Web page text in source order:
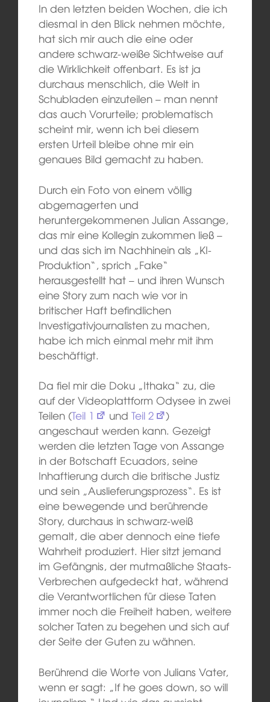
In den letzten beiden Wochen, die ich
diesmal in den Blick nehmen möchte,
hat sich mir auch die eine oder
andere schwarz-weiße Sichtweise auf
die Wirklichkeit offenbart. Es ist ja
durchaus menschlich, die Welt in
Schubladen einzuteilen – man nennt
das auch Vorurteile; problematisch
scheint mir, wenn ich bei diesem
ersten Urteil bleibe ohne mir ein
genaues Bild gemacht zu haben.
Durch ein Foto von einem völlig
abgemagerten und
heruntergekommenen Julian Assange,
das mir eine Kollegin zukommen ließ –
und das sich im Nachhinein als „KI-
Produktion“, sprich „Fake“
herausgestellt hat – und ihren Wunsch
eine Story zum nach wie vor in
britischer Haft befindlichen
Investigativjournalisten zu machen,
habe ich mich einmal mehr mit ihm
beschäftigt.
Da fiel mir die Doku „Ithaka“ zu, die
auf der Videoplattform Odysee in zwei
Teilen (Teil 1 und Teil 2
)
angeschaut werden kann. Gezeigt
werden die letzten Tage von Assange
in der Botschaft Ecuadors, seine
Inhaftierung durch die britische Justiz
und sein „Auslieferungsprozess“. Es ist
eine bewegende und berührende
Story, durchaus in schwarz-weiß
gemalt, die aber dennoch eine tiefe
Wahrheit produziert. Hier sitzt jemand
im Gefängnis, der mutmaßliche Staats-
Verbrechen aufgedeckt hat, während
die Verantwortlichen für diese Taten
immer noch die Freiheit haben, weitere
solcher Taten zu begehen und sich auf
der Seite der Guten zu wähnen.
Berührend die Worte von Julians Vater,
wenn er sagt: „If he goes down, so will